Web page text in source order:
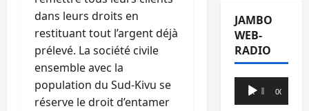
dans leurs droits en
restituant tout l’argent déjà
prélevé. La société civile
ensemble avec la
population du Sud-Kivu se
réserve le droit d’entamer
JAMBO
WEB-
RADIO
Lecteur
audio
00:00 00:00